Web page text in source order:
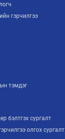
гэрчилгээ
тэмдэг
бэлтгэх сургалт
олгох сургалт